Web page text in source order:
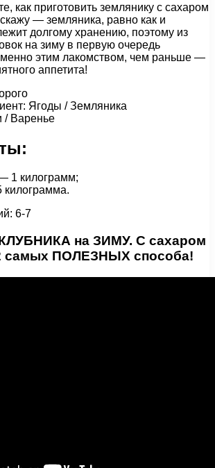
как приготовить землянику с сахаром
— земляника, равно как и
долгому хранению, поэтому из
на зиму в первую очередь
этим лакомством, чем раньше —
аппетита!
Ягоды / Земляника
/ Варенье
1 килограмм;
6-7
на ЗИМУ. С сахаром
самых ПОЛЕЗНЫХ способа!